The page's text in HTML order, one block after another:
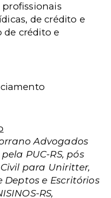
profissionais
de crédito e
de crédito e
Advogados
PUC-RS, pós
para Uniritter,
Deptos e Escritórios
RS,